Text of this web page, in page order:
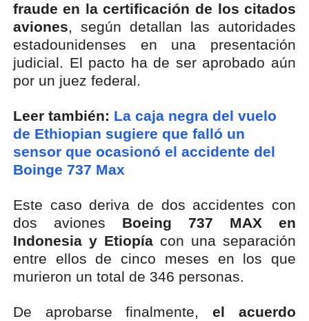
fraude en la certificación de los citados
aviones, según detallan las autoridades
estadounidenses en una presentación
judicial. El pacto ha de ser aprobado aún
por un juez federal.
Leer también: La caja negra del vuelo
de Ethiopian sugiere que falló un
sensor que ocasionó el accidente del
Boinge 737 Max
Este caso deriva de dos accidentes con
dos aviones Boeing 737 MAX en
Indonesia y Etiopíacon una separación
entre ellos de cinco meses en los que
murieron un total de 346 personas.
De aprobarse finalmente,el acuerdo